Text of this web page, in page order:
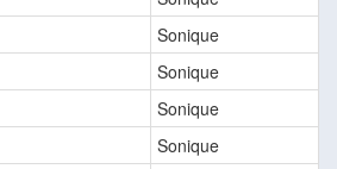
Sonique
Sonique
Sonique
Sonique